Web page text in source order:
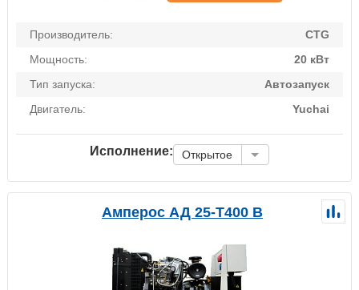
Производитель:
CTG
Мощность:
20 кВт
Тип запуска:
Автозапуск
Двигатель:
Yuchai
Исполнение: Открытое
Амперос АД 25-Т400 B